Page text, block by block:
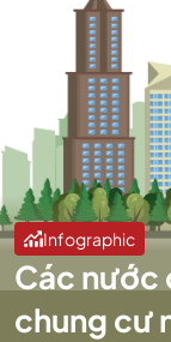
Infographic
Các nước
chung cư